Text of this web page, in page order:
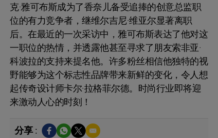
克·雅可布斯成为了香奈儿备受追捧的创意总监职
位的有力竞争者，继维尔吉尼·维亚尔显著离职
后。在最近的一次采访中，雅可布斯表达了他对这
一职位的热情，并透露他甚至寻求了朋友索非亚·
科波拉的支持来提名他。许多粉丝相信他独特的视
野能够为这个标志性品牌带来新鲜的变化，令人想
起传奇设计师卡尔·拉格菲尔德。时尚行业即将迎
来激动人心的时刻！
分享 :